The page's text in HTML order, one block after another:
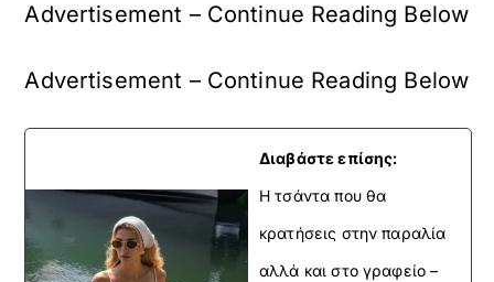
Advertisement – Continue Reading Below
Advertisement – Continue Reading Below
Διαβάστε επίσης:
H τσάντα που θα
κρατήσεις στην παραλία
αλλά και στο γραφείο –